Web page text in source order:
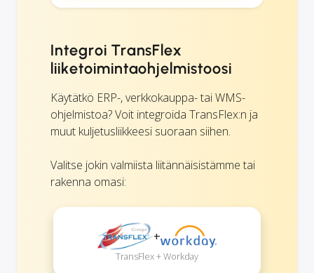
Integroi TransFlex
liiketoimintaohjelmistoosi
Käytätkö ERP-, verkkokauppa- tai WMS-
ohjelmistoa? Voit integroida TransFlex:n ja
muut kuljetusliikkeesi suoraan siihen.
Valitse jokin valmiista liitännäisistämme tai
rakenna omasi:
+
TransFlex + Workday